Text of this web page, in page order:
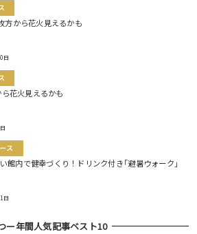
方から花火見えるかも
日
花火見えるかも
ス
館内で健幸づくり！ドリンク付き｢避暑ウォーク｣
日
ー年間人気記事ベスト10